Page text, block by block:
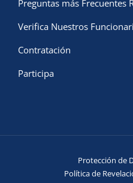
Preguntas más Frecuentes
Verifica Nuestros
Contratación
Participa
Protección de
Política de